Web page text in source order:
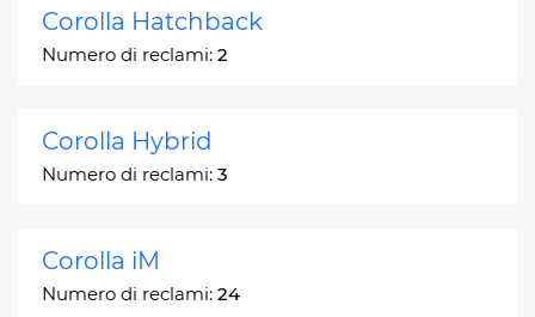
Corolla Hatchback
Numero di reclami: 2
Corolla Hybrid
Numero di reclami: 3
Corolla iM
Numero di reclami: 24